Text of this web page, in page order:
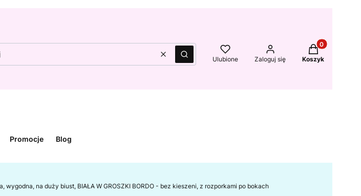
WyczyśćSzukaj Ulubione Zaloguj się
Produkty w
Koszyk
Promocje Blog
na duży biust, BIAŁA W GROSZKI BORDO - bez kieszeni, z rozporkami po bokach